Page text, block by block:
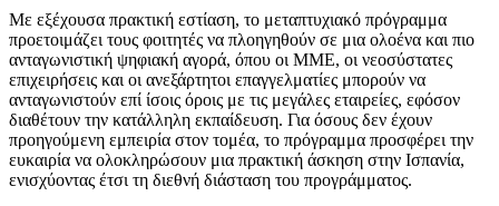
Με εξέχουσα πρακτική εστίαση, το μεταπτυχιακό πρόγραμμα
προετοιμάζει τους φοιτητές να πλοηγηθούν σε μια ολοένα και πιο
ανταγωνιστική ψηφιακή αγορά, όπου οι ΜΜΕ, οι νεοσύστατες
επιχειρήσεις και οι ανεξάρτητοι επαγγελματίες μπορούν να
ανταγωνιστούν επί ίσοις όροις με τις μεγάλες εταιρείες, εφόσον
διαθέτουν την κατάλληλη εκπαίδευση. Για όσους δεν έχουν
προηγούμενη εμπειρία στον τομέα, το πρόγραμμα προσφέρει την
ευκαιρία να ολοκληρώσουν μια πρακτική άσκηση στην Ισπανία,
ενισχύοντας έτσι τη διεθνή διάσταση του προγράμματος.